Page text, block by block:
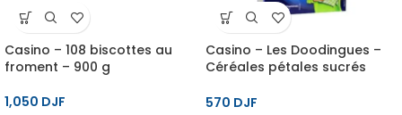
Casino – 108 biscottes au
froment – 900 g
1,050 DJF
Casino – Les Doodingues –
Céréales pétales sucrés
570 DJF